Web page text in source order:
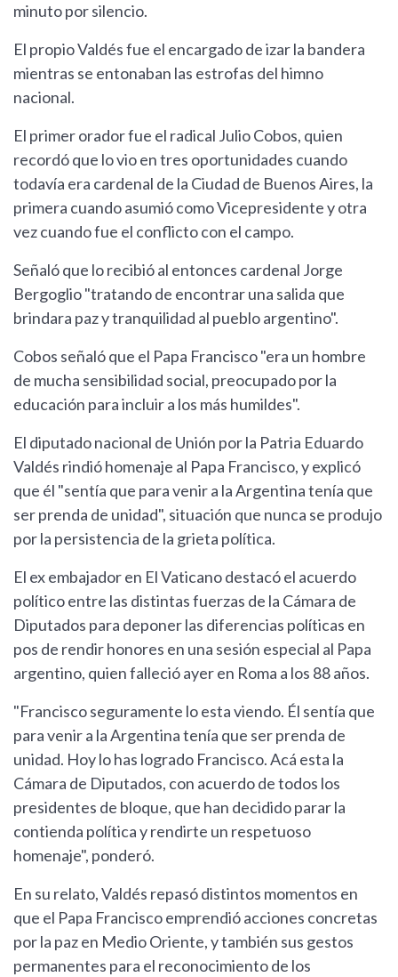
minuto por silencio.
El propio Valdés fue el encargado de izar la bandera
mientras se entonaban las estrofas del himno
nacional.
El primer orador fue el radical Julio Cobos, quien
recordó que lo vio en tres oportunidades cuando
todavía era cardenal de la Ciudad de Buenos Aires, la
primera cuando asumió como Vicepresidente y otra
vez cuando fue el conflicto con el campo.
Señaló que lo recibió al entonces cardenal Jorge
Bergoglio "tratando de encontrar una salida que
brindara paz y tranquilidad al pueblo argentino".
Cobos señaló que el Papa Francisco "era un hombre
de mucha sensibilidad social, preocupado por la
educación para incluir a los más humildes".
El diputado nacional de Unión por la Patria Eduardo
Valdés rindió homenaje al Papa Francisco, y explicó
que él "sentía que para venir a la Argentina tenía que
ser prenda de unidad", situación que nunca se produjo
por la persistencia de la grieta política.
El ex embajador en El Vaticano destacó el acuerdo
político entre las distintas fuerzas de la Cámara de
Diputados para deponer las diferencias políticas en
pos de rendir honores en una sesión especial al Papa
argentino, quien falleció ayer en Roma a los 88 años.
"Francisco seguramente lo esta viendo. Él sentía que
para venir a la Argentina tenía que ser prenda de
unidad. Hoy lo has logrado Francisco. Acá esta la
Cámara de Diputados, con acuerdo de todos los
presidentes de bloque, que han decidido parar la
contienda política y rendirte un respetuoso
homenaje", ponderó.
En su relato, Valdés repasó distintos momentos en
que el Papa Francisco emprendió acciones concretas
por la paz en Medio Oriente, y también sus gestos
permanentes para el reconocimiento de los